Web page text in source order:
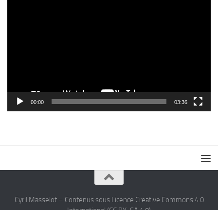
00:00 03:36
Cyril Masselot – Contenus sous Licence Creative Commons 4.0